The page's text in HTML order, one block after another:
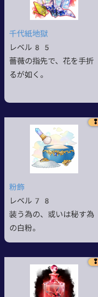
千代紙地獄
レベル85
薔薇の指先で、花を手折
るが如く。
❢
粉飾
レベル78
装う為の、或いは秘す為
の白粉。
❢